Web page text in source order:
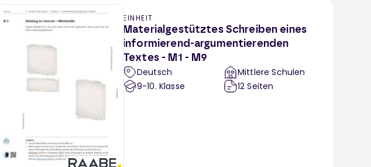
EINHEIT
Materialgestütztes Schreiben eines
informierend-argumentierenden
Textes - M1 - M9
Deutsch
9-10. Klasse
Mittlere Schulen
12 Seiten